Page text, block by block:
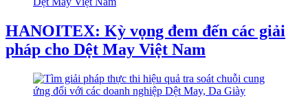
HANOITEX: Kỳ vọng đem đến các giải
pháp cho Dệt May Việt Nam